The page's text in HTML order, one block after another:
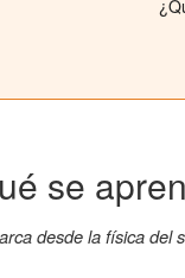
se
desde la física